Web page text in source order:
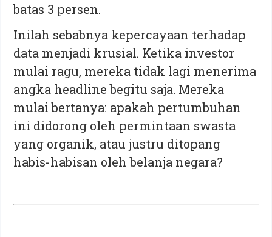
batas 3 persen.
Inilah sebabnya kepercayaan terhadap
data menjadi krusial. Ketika investor
mulai ragu, mereka tidak lagi menerima
angka headline begitu saja. Mereka
mulai bertanya: apakah pertumbuhan
ini didorong oleh permintaan swasta
yang organik, atau justru ditopang
habis-habisan oleh belanja negara?